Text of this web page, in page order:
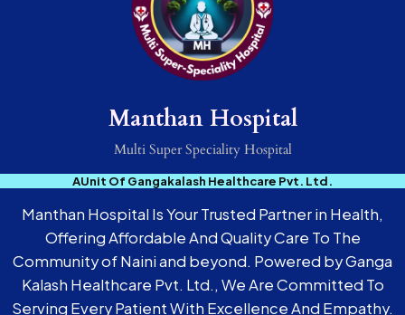
Manthan Hospital
Multi Super Speciality Hospital
AUnit Of Gangakalash Healthcare Pvt. Ltd.
Manthan Hospital Is Your Trusted Partner in Health,
Offering Affordable And Quality Care To The
Community of Naini and beyond. Powered by Ganga
Kalash Healthcare Pvt. Ltd., We Are Committed To
Serving Every Patient With Excellence And Empathy.